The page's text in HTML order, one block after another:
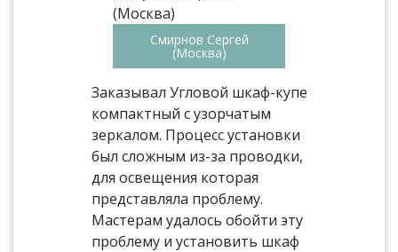
Смирнов Сергей
(Москва)
Заказывал Угловой шкаф-купе
компактный с узорчатым
зеркалом. Процесс установки
был сложным из-за проводки,
для освещения которая
представляла проблему.
Мастерам удалось обойти эту
проблему и установить шкаф